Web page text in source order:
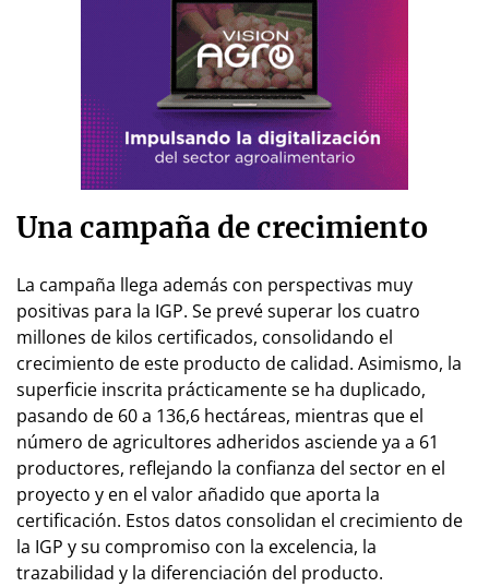
Una campaña de crecimiento
La campaña llega además con perspectivas muy
positivas para la IGP. Se prevé superar los cuatro
millones de kilos certificados, consolidando el
crecimiento de este producto de calidad. Asimismo, la
superficie inscrita prácticamente se ha duplicado,
pasando de 60 a 136,6 hectáreas, mientras que el
número de agricultores adheridos asciende ya a 61
productores, reflejando la confianza del sector en el
proyecto y en el valor añadido que aporta la
certificación. Estos datos consolidan el crecimiento de
la IGP y su compromiso con la excelencia, la
trazabilidad y la diferenciación del producto.